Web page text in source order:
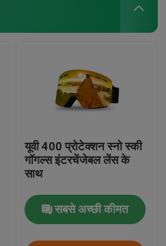
यूवी 400 प्रोटेक्शन स्नो स्की
गॉगल्स इंटरचेंजेबल लेंस के
साथ
सबसे अच्छी कीमत